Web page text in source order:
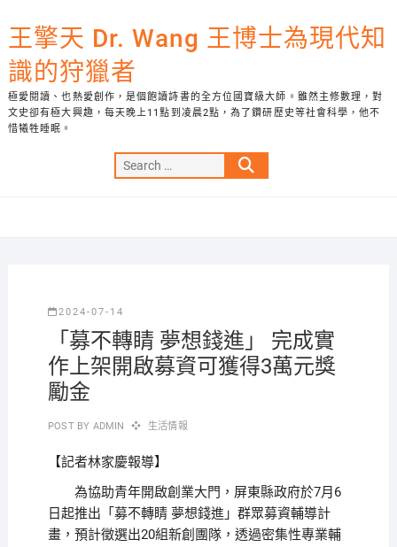
to
content
王擎天 Dr. Wang 王博士為現代知
識的狩獵者
極愛閱讀、也熱愛創作，是個飽讀詩書的全方位國寶級大師。雖然主修數理，對
文史卻有極大興趣，每天晚上11點到凌晨2點，為了鑽研歷史等社會科學，他不
惜犧牲睡眠。
Search
…
2024-07-14
「募不轉睛 夢想錢進」 完成實
作上架開啟募資可獲得3萬元獎
勵金
POST BY ADMIN 生活情報
【記者林家慶報導】
為協助青年開啟創業大門，屏東縣政府於7月6
日起推出「募不轉睛 夢想錢進」群眾募資輔導計
畫，預計徵選出20組新創團隊，透過密集性專業輔